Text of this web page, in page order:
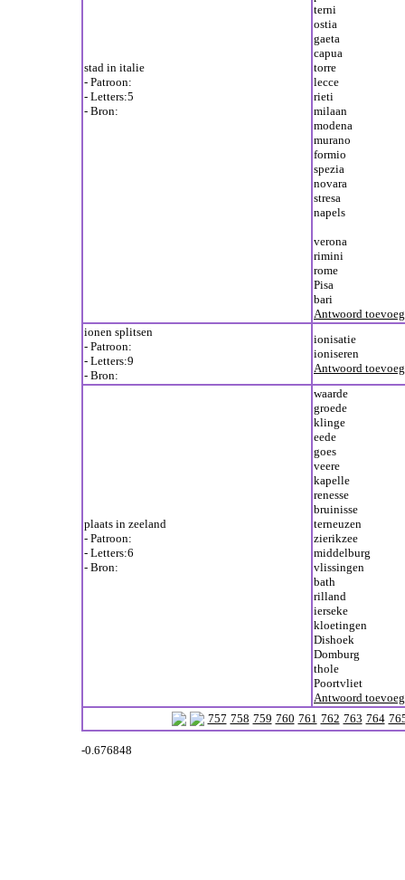
stad in italie
- Patroon:
- Letters:5
- Bron:
terni
ostia
gaeta
capua
torre
lecce
rieti
milaan
modena
murano
formio
spezia
novara
stresa
napels
verona
rimini
rome
Pisa
bari
Antwoord
ionen splitsen
- Patroon:
- Letters:9
- Bron:
ionisatie
ioniseren
Antwoord
plaats in zeeland
- Patroon:
- Letters:6
- Bron:
waarde
groede
klinge
eede
goes
veere
kapelle
renesse
bruinisse
terneuzen
zierikzee
middelburg
vlissingen
bath
rilland
ierseke
kloetingen
Dishoek
Domburg
thole
Poortvliet
Antwoord
757 758 759 760 761 762 763 764
-0.676848